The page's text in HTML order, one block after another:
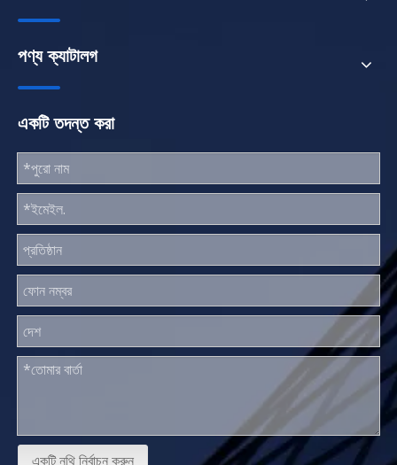
পণ্য ক্যাটালগ
একটি তদন্ত করা
একটি নথি নির্বাচন করুন